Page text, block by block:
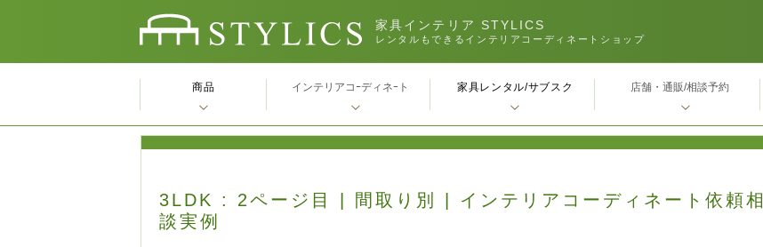
家具インテリア STYLICS
レンタルもできるインテリアコーディネートショップ
3LDK : 2ページ目 | 間取り別 | インテリアコーディネート依頼相
談実例
商品 インテリアコｰディネｰト 家具レンタル/サブスク 店舗・通販/相談予約